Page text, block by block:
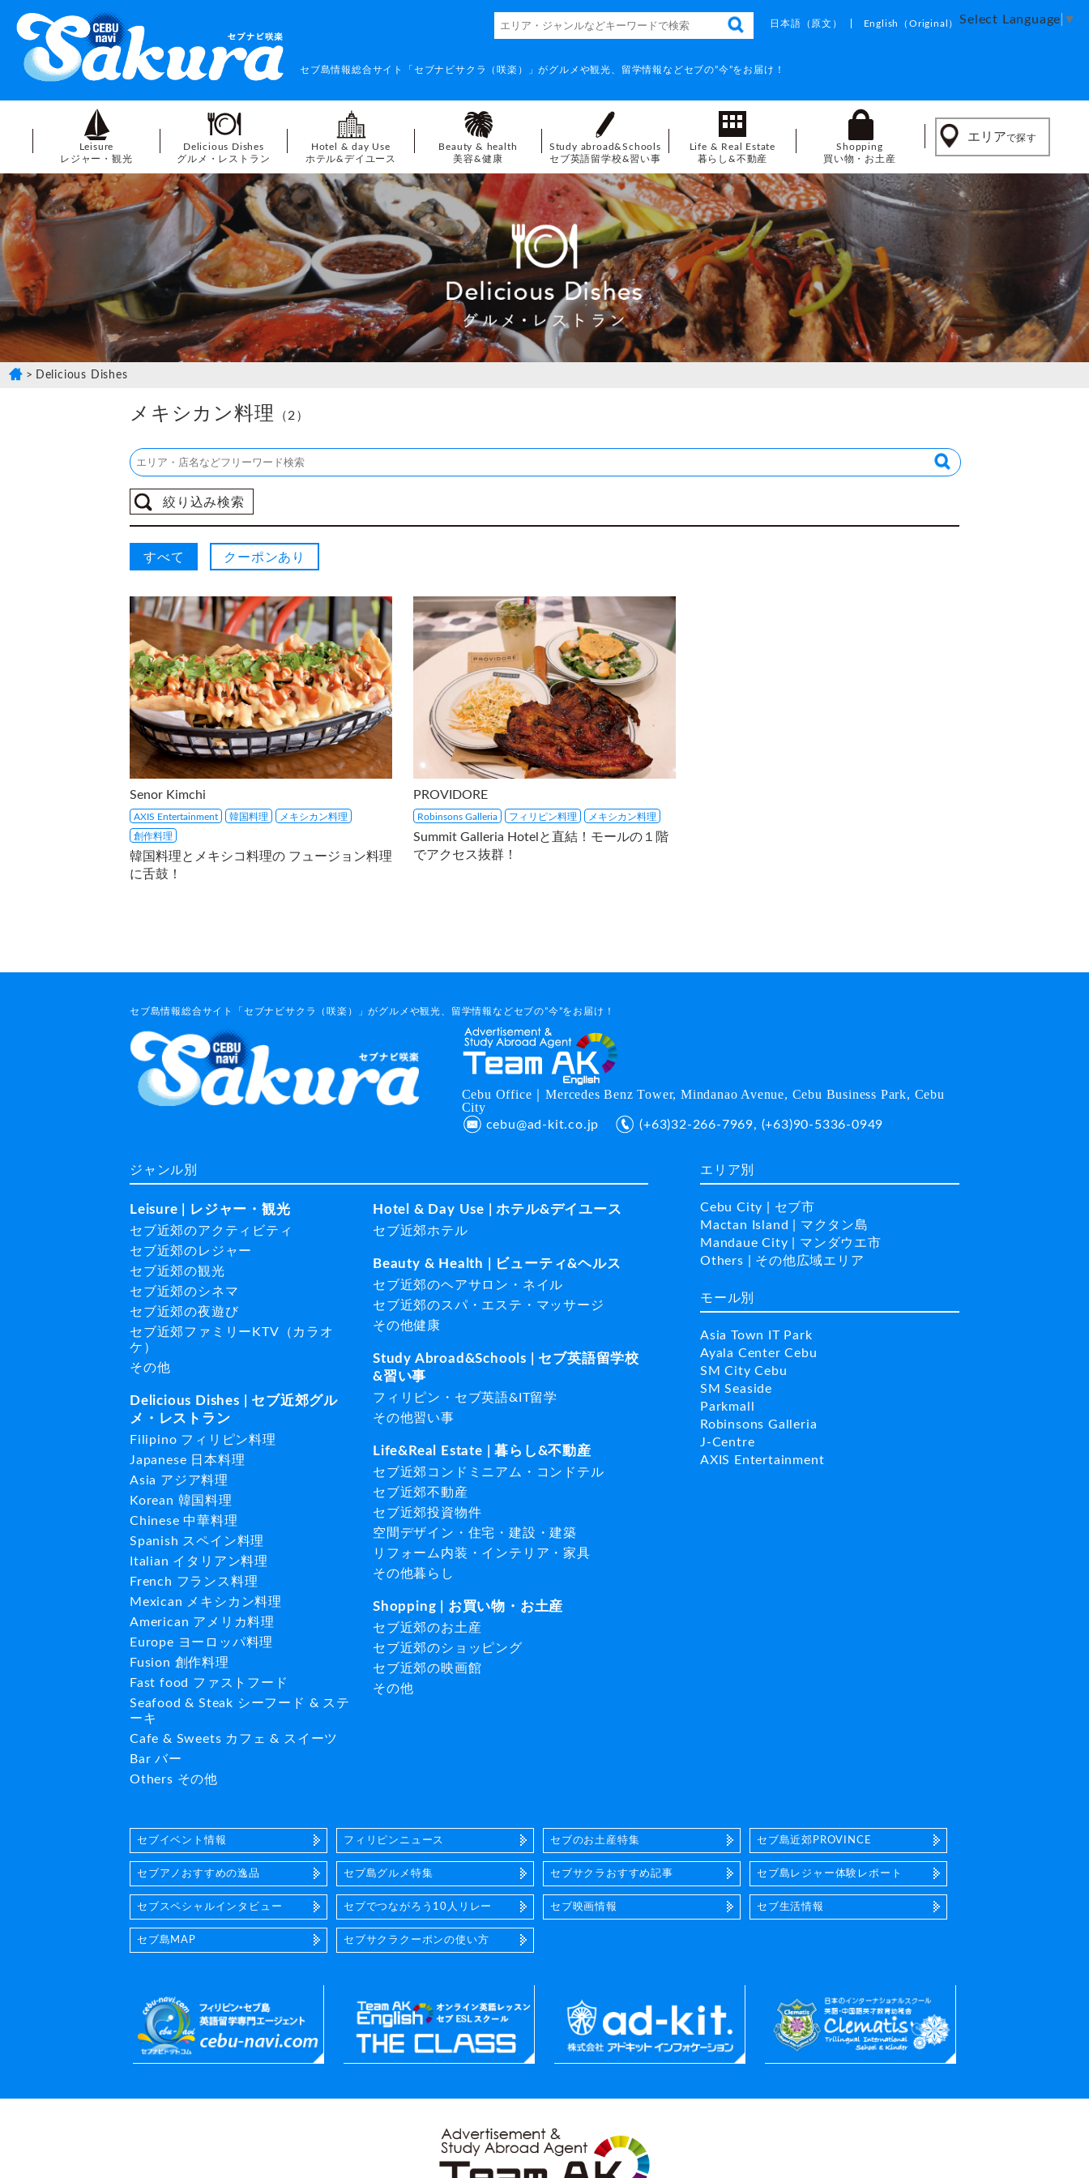
セブ島情報総合サイト「セブナビサクラ（咲楽）」がグルメや観光、留学情報などセブの”今”をお届け！
日本語 （原文） English （Original） Select Language ▼
Leisure
レジャー・観光
Delicious Dishes
グルメ・レストラン
Hotel & day Use
ホテル&デイユース
Beauty & health
美容&健康
Study abroad&Schools
セブ英語留学校&習い事
Life & Real Estate
暮らし&不動産
Shopping
買い物・お土産
エリアで探す
Delicious Dishes
メキシカン料理 （2）
絞り込み検索
すべて クーポンあり
Senor Kimchi
AXIS Entertainment 韓国料理
メキシカン料理
創作料理
韓国料理とメキシコ料理の フュージョン料理
に舌鼓！
PROVIDORE
Robinsons Galleria フィリピン料理 メキシカン料理
Summit Galleria Hotelと直結！モールの１階
でアクセス抜群！
セブ島情報総合サイト「セブナビサクラ（咲楽）」がグルメや観光、留学情報などセブの”今”をお届け！
Cebu Office｜Mercedes Benz Tower, Mindanao Avenue, Cebu Business Park, Cebu
City
cebu@ad-kit.co.jp (+63)32-266-7969, (+63)90-5336-0949
ジャンル別
Leisure | レジャー・観光
セブ近郊のアクティビティ
セブ近郊のレジャー
セブ近郊の観光
セブ近郊のシネマ
セブ近郊の夜遊び
セブ近郊ファミリーKTV（カラオ
ケ）
その他
Delicious Dishes | セブ近郊グル
メ・レストラン
Filipino フィリピン料理
Japanese 日本料理
Asia アジア料理
Korean 韓国料理
Chinese 中華料理
Spanish スペイン料理
Italian イタリアン料理
French フランス料理
Mexican メキシカン料理
American アメリカ料理
Europe ヨーロッパ料理
Fusion 創作料理
Fast food ファストフード
Seafood & Steak シーフード & ステ
ーキ
Cafe & Sweets カフェ & スイーツ
Bar バー
Others その他
Hotel & Day Use | ホテル&デイユース
セブ近郊ホテル
Beauty & Health | ビューティ&ヘルス
セブ近郊のヘアサロン・ネイル
セブ近郊のスパ・エステ・マッサージ
その他健康
Study Abroad&Schools | セブ英語留学校
&習い事
フィリピン・セブ英語&IT留学
その他習い事
Life&Real Estate | 暮らし&不動産
セブ近郊コンドミニアム・コンドテル
セブ近郊不動産
セブ近郊投資物件
空間デザイン・住宅・建設・建築
リフォーム内装・インテリア・家具
その他暮らし
Shopping | お買い物・お土産
セブ近郊のお土産
セブ近郊のショッピング
セブ近郊の映画館
その他
エリア別
Cebu City | セブ市
Mactan Island | マクタン島
Mandaue City | マンダウエ市
Others | その他広域エリア
モール別
Asia Town IT Park
Ayala Center Cebu
SM City Cebu
SM Seaside
Parkmall
Robinsons Galleria
J-Centre
AXIS Entertainment
セブイベント情報 フィリピンニュース セブのお土産特集 セブ島近郊PROVINCE
セブアノおすすめの逸品 セブ島グルメ特集 セブサクラおすすめ記事 セブ島レジャー体験レポート
セブスペシャルインタビュー セブでつながろう10人リレー セブ映画情報 セブ生活情報
セブ島MAP セブサクラクーポンの使い方